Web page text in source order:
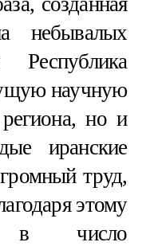
небывалых
Республика
научную
но и
иранские
труд,
этому
в число